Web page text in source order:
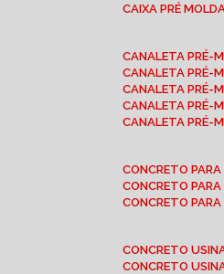
CAIXA PRÉ
CANALETA PRÉ-
CANALETA PRÉ-
CANALETA
CANALETA
CANALETA PRÉ-
CONCRETO
CONCRETO
CONCRETO
CONCRETO
CONCRETO